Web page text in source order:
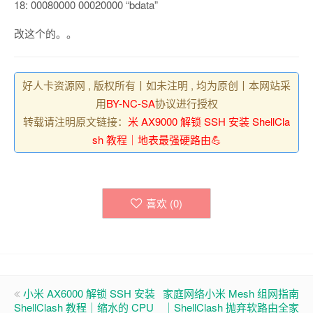
18: 00080000 00020000 “bdata”
改这个的。。
好人卡资源网 , 版权所有丨如未注明 , 均为原创丨本网站采
用BY-NC-SA协议进行授权
转载请注明原文链接： 米 AX9000 解锁 SSH 安装 ShellCla
sh 教程｜地表最强硬路由💪
喜欢 (0)
小米 AX6000 解锁 SSH 安装
ShellClash 教程｜缩水的 CPU
家庭网络小米 Mesh 组网指南
｜ShellClash 抛弃软路由全家